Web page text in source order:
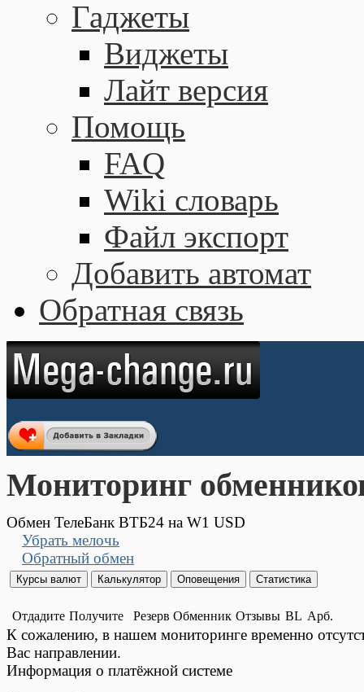
Гаджеты
Виджеты
Лайт версия
Помощь
FAQ
Wiki словарь
Файл экспорт
Добавить автомат
Обратная связь
Мониторинг
Обмен ТелеБанк ВТБ24 на W1 USD
Убрать мелочь
Обратный обмен
Отдадите Получите Резерв Обменник Отзывы BL Арб.
К сожалению, в нашем мониторинге временно
Вас направлении.
Информация о платёжной системе